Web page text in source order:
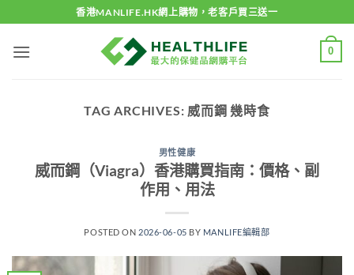
to
content
香港MANLIFE.HK網上購物，老客戶買三送一
0
TAG ARCHIVES: 威而鋼 幾時食
男性健康
威而鋼（Viagra）香港購買指南：價格、副
作用、用法
POSTED ON 2026-06-05 BY MANLIFE編輯部